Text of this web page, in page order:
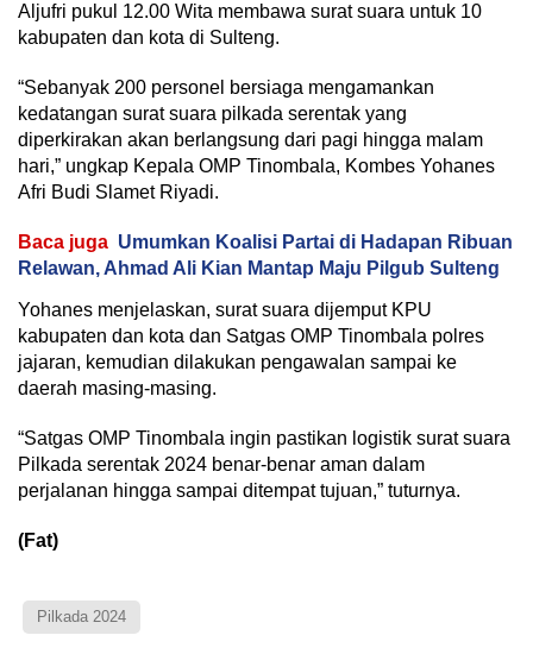
Aljufri pukul 12.00 Wita membawa surat suara untuk 10
kabupaten dan kota di Sulteng.
“Sebanyak 200 personel bersiaga mengamankan
kedatangan surat suara pilkada serentak yang
diperkirakan akan berlangsung dari pagi hingga malam
hari,” ungkap Kepala OMP Tinombala, Kombes Yohanes
Afri Budi Slamet Riyadi.
Baca juga Umumkan Koalisi Partai di Hadapan Ribuan
Relawan, Ahmad Ali Kian Mantap Maju Pilgub Sulteng
Yohanes menjelaskan, surat suara dijemput KPU
kabupaten dan kota dan Satgas OMP Tinombala polres
jajaran, kemudian dilakukan pengawalan sampai ke
daerah masing-masing.
“Satgas OMP Tinombala ingin pastikan logistik surat suara
Pilkada serentak 2024 benar-benar aman dalam
perjalanan hingga sampai ditempat tujuan,” tuturnya.
(Fat)
Pilkada 2024